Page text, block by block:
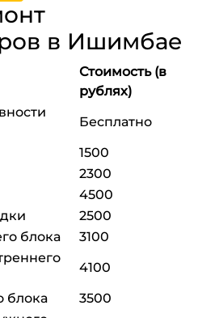
в Ишимбае
Стоимость (в
рублях)
Бесплатно
1500
2300
4500
2500
блока
3100
4100
блока
3500